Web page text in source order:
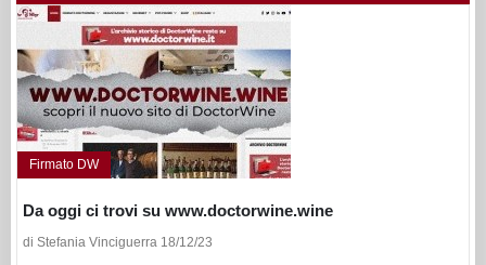
Firmato DW
Da oggi ci trovi su www.doctorwine.wine
di Stefania Vinciguerra 18/12/23